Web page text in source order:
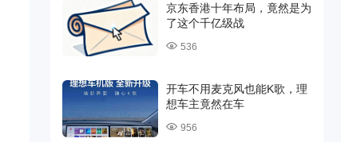
京东香港十年布局，竟然是为
了这个千亿级战
536
开车不用麦克风也能K歌，理
想车主竟然在车
956